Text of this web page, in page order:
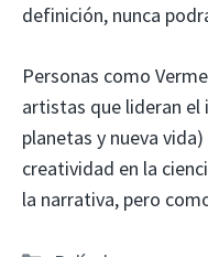
definición, nunca
Personas como
artistas que lideran el
planetas y nueva
creatividad en la
la narrativa, pero